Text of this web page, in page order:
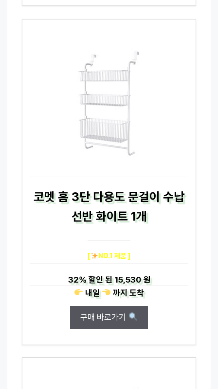
코멧 홈 3단 다용도 문걸이 수납
선반 화이트 1개
[ NO.1 제품 ]
32%할인 된15,530 원
내일
까지도착
구매 바로가기